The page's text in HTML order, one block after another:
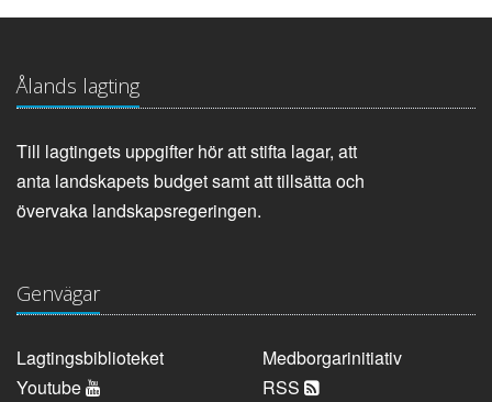
Ålands lagting
Till lagtingets uppgifter hör att stifta lagar, att
anta landskapets budget samt att tillsätta och
övervaka landskapsregeringen.
Genvägar
Lagtingsbiblioteket
Medborgarinitiativ
Youtube
RSS